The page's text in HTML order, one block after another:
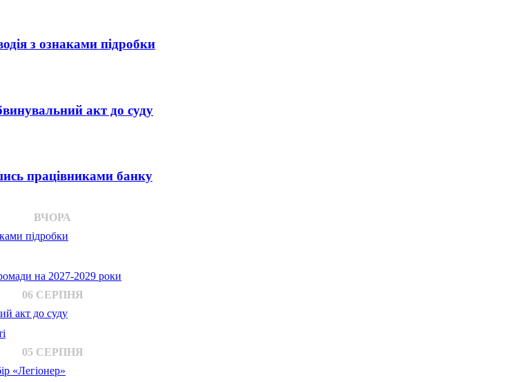
з ознаками підробки
акт до суду
працівниками банку
ВЧОРА
підробки
на 2027-2029 роки
06 СЕРПНЯ
акт до суду
05 СЕРПНЯ
«Легіонер»